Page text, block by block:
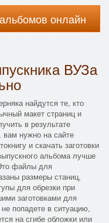
онлайн
ВУЗа
найдутся те, кто
макет страниц и
в результате
нужно на сайте
и скачать заготовки
альбома лучше
файлы для
размеры станиц,
для обрезки при
заготовками для
попадете в ситуацию,
на сгибе обложки или